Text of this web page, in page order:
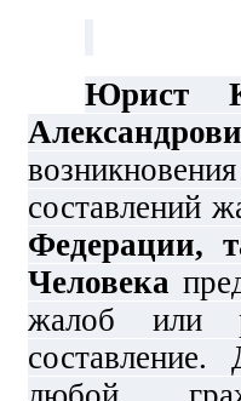
Юрист
составлений
Федерации,
Человека
жалоб или